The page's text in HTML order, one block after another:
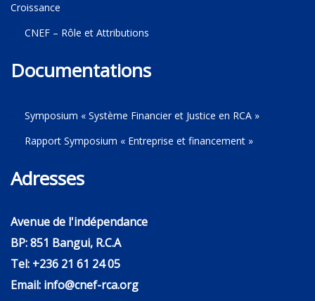
Croissance
CNEF – Rôle et Attributions
Documentations
Symposium « Système Financier et Justice en RCA »
Rapport Symposium « Entreprise et financement »
Adresses
Avenue de l'indépendance
BP: 851 Bangui, R.C.A
Tel: +236 21 61 24 05
Email: info@cnef-rca.org